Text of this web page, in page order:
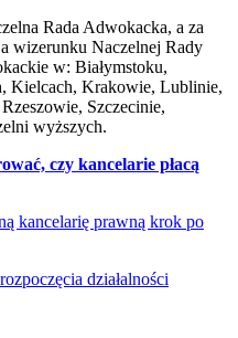
Rada Adwokacka, a za
wizerunku Naczelnej Rady
w: Białymstoku,
Kielcach, Krakowie, Lublinie,
Szczecinie,
wyższych.
czy kancelarie płacą
kancelarię prawną krok po
działalności